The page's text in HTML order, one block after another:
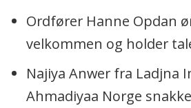
Ordfører Hanne Opdan
velkommen og holder
Najiya Anwer fra Ladjna
Ahmadiyaa Norge